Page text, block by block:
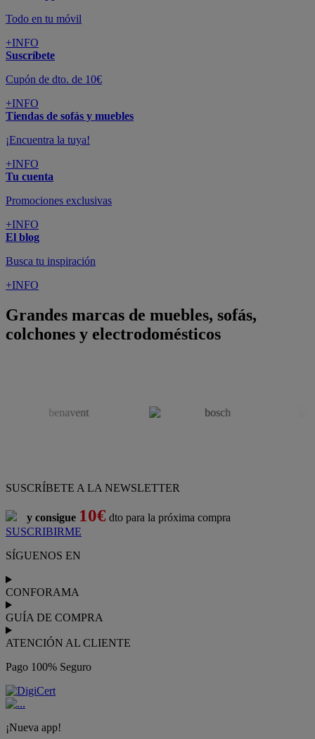
Todo en tu móvil
+INFO
Suscríbete
Cupón de dto. de 10€
+INFO
Tiendas de sofás y muebles
¡Encuentra la tuya!
+INFO
Tu cuenta
Promociones exclusivas
+INFO
El blog
Busca tu inspiración
+INFO
Grandes marcas de muebles, sofás,
colchones y electrodomésticos
SUSCRÍBETE A LA NEWSLETTER
y consigue 10€ dto para la próxima compra
SUSCRIBIRME
SÍGUENOS EN
CONFORAMA
GUÍA DE COMPRA
ATENCIÓN AL CLIENTE
Pago 100% Seguro
¡Nueva app!